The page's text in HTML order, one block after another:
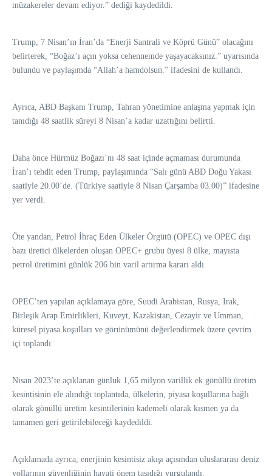
müzakereler devam ediyor.” dediği kaydedildi.
Trump, 7 Nisan’ın İran’da “Enerji Santrali ve Köprü Günü” olacağını
belirterek, “Boğaz’ı açın yoksa cehennemde yaşayacaksınız.” uyarısında
bulundu ve paylaşımda “Allah’a hamdolsun.” ifadesini de kullandı.
Ayrıca, ABD Başkanı Trump, Tahran yönetimine anlaşma yapmak için
tanıdığı 48 saatlik süreyi 8 Nisan’a kadar uzattığını belirtti.
Daha önce Hürmüz Boğazı’nı 48 saat içinde açmaması durumunda
İran’ı tehdit eden Trump, paylaşımında “Salı günü ABD Doğu Yakası
saatiyle 20.00’de. (Türkiye saatiyle 8 Nisan Çarşamba 03.00)” ifadesine
yer verdi.
Öte yandan, Petrol İhraç Eden Ülkeler Örgütü (OPEC) ve OPEC dışı
bazı üretici ülkelerden oluşan OPEC+ grubu üyesi 8 ülke, mayısta
petrol üretimini günlük 206 bin varil artırma kararı aldı.
OPEC’ten yapılan açıklamaya göre, Suudi Arabistan, Rusya, Irak,
Birleşik Arap Emirlikleri, Kuveyt, Kazakistan, Cezayir ve Umman,
küresel piyasa koşulları ve görünümünü değerlendirmek üzere çevrim
içi toplandı.
Nisan 2023’te açıklanan günlük 1,65 milyon varillik ek gönüllü üretim
kesintisinin ele alındığı toplantıda, ülkelerin, piyasa koşullarına bağlı
olarak gönüllü üretim kesintilerinin kademeli olarak kısmen ya da
tamamen geri getirilebileceği kaydedildi.
Açıklamada ayrıca, enerjinin kesintisiz akışı açısından uluslararası deniz
yollarının güvenliğinin hayati önem taşıdığı vurgulandı.